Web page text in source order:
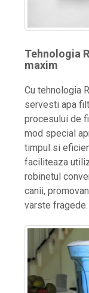
Tehnologia
maxim
Cu tehnologia
servesti apa
procesului de
mod special
timpul si
faciliteaza
robinetul
canii,
varste fragede.